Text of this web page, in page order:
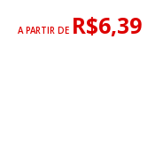
A PARTIR DE R$6,39